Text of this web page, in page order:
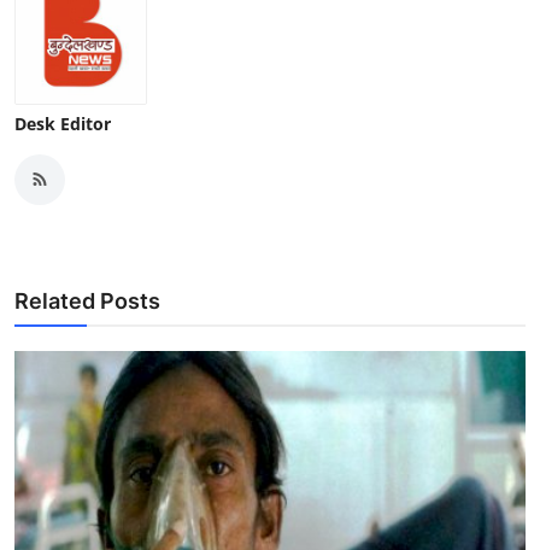
Desk Editor
Related Posts